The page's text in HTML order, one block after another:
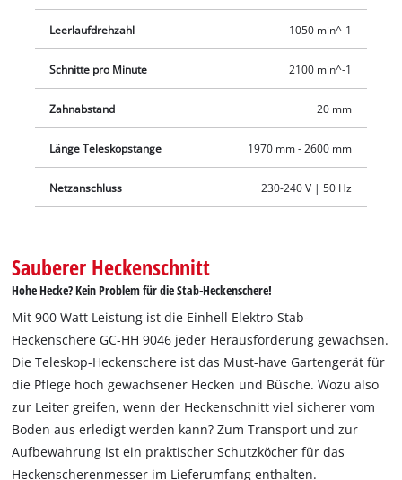
Zusätzlich ist der hintere Handgriff für Vertikal- und
Horizontalschnitte drehbar. Für eine komfortable
Handhabung sorgen die Softgripflächen und der verstellbare
Tragegurt mit Schnellentriegelung. Zum sicheren Transport
Leerlaufdrehzahl 1050 min^-1
Schnitte pro Minute 2100 min^-1
Zahnabstand 20 mm
Länge Teleskopstange 1970 mm - 2600 mm
Netzanschluss 230-240 V | 50 Hz
Sauberer Heckenschnitt
Hohe Hecke? Kein Problem für die Stab-Heckenschere!
Mit 900 Watt Leistung ist die Einhell Elektro-Stab-
Heckenschere GC-HH 9046 jeder Herausforderung gewachsen.
Die Teleskop-Heckenschere ist das Must-have Gartengerät für
die Pflege hoch gewachsener Hecken und Büsche. Wozu also
zur Leiter greifen, wenn der Heckenschnitt viel sicherer vom
Boden aus erledigt werden kann? Zum Transport und zur
Aufbewahrung ist ein praktischer Schutzköcher für das
Heckenscherenmesser im Lieferumfang enthalten.